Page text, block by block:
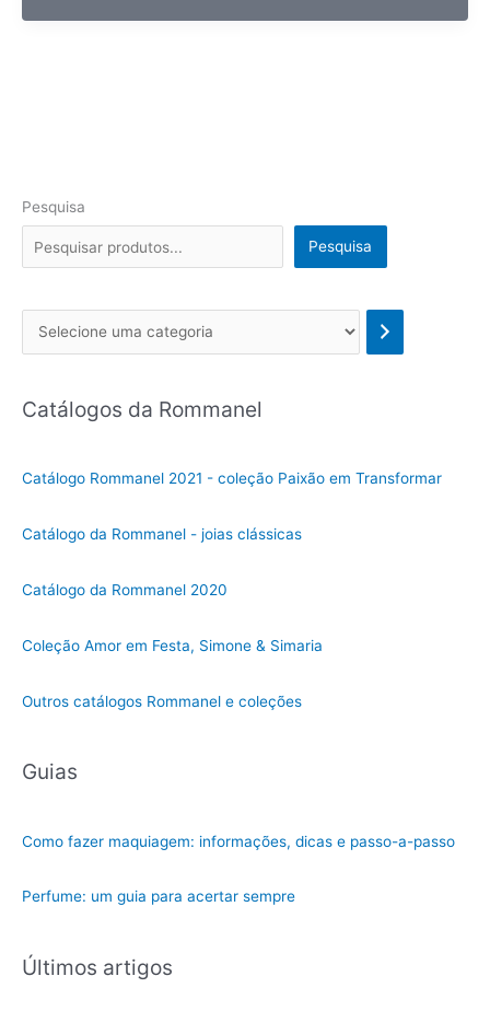
Pesquisa
Pesquisa
l
c
t
o
i
Catálogos da Rommanel
Catálogo Rommanel 2021 - coleção Paixão em Transformar
Catálogo da Rommanel - joias clássicas
Catálogo da Rommanel 2020
Coleção Amor em Festa, Simone & Simaria
Outros catálogos Rommanel e coleções
Guias
Como fazer maquiagem: informações, dicas e passo-a-passo
Perfume: um guia para acertar sempre
Últimos artigos
maquiagem